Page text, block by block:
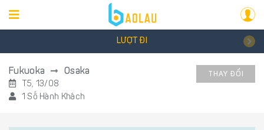
LƯỢT ĐI
Fukuoka Osaka
T5, 13/08
1 Số Hành Khách
THAY ĐỔI